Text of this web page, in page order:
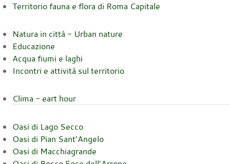
Territorio fauna e flora di Roma Capitale
Natura in città - Urban nature
Educazione
Acqua fiumi e laghi
Incontri e attività sul territorio
Clima - eart hour
Oasi di Lago Secco
Oasi di Pian Sant’Angelo
Oasi di Macchiagrande